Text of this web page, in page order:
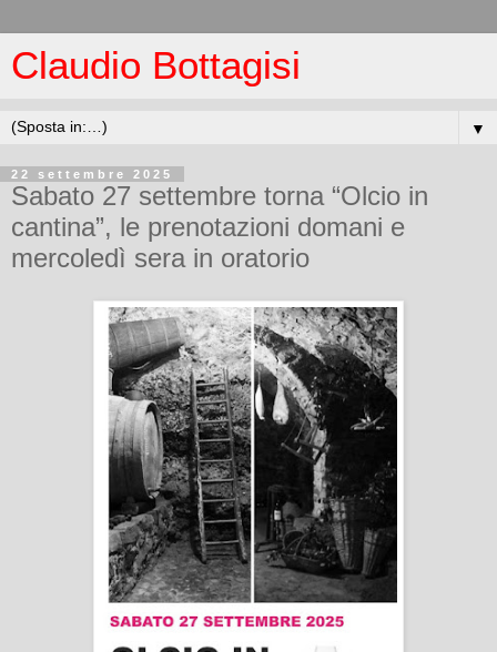
Claudio Bottagisi
▼
22 settembre 2025
Sabato 27 settembre torna “Olcio in
cantina”, le prenotazioni domani e
mercoledì sera in oratorio